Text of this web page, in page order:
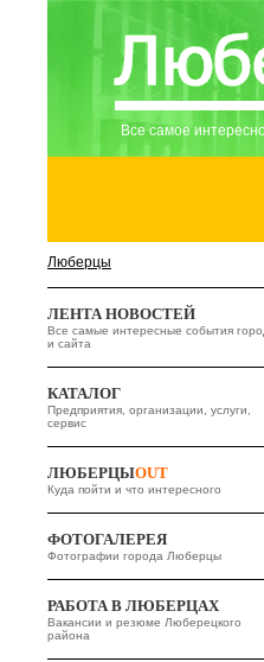
Все самое
Люберцы
ЛЕНТА НОВОСТЕЙ
Все самые интересные события
и сайта
КАТАЛОГ
Предприятия, организации, услуги,
сервис
ЛЮБЕРЦЫOUT
Куда пойти и что интересного
ФОТОГАЛЕРЕЯ
Фотографии города Люберцы
РАБОТА В ЛЮБЕРЦАХ
Вакансии и резюме Люберецкого
района